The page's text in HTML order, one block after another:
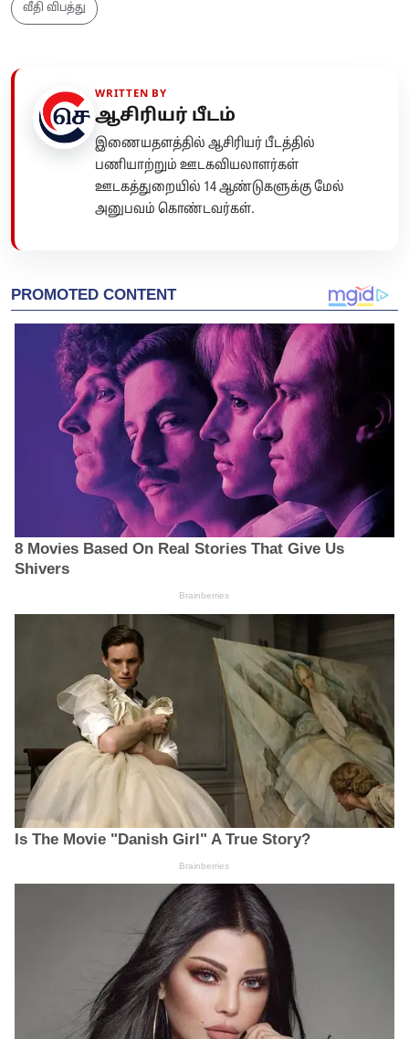
வீதி விபத்து
WRITTEN BY
ஆசிரியர் பீடம்
இணையதளத்தில் ஆசிரியர் பீடத்தில்
பணியாற்றும் ஊடகவியலாளர்கள்
ஊடகத்துறையில் 14 ஆண்டுகளுக்கு மேல்
அனுபவம் கொண்டவர்கள்.